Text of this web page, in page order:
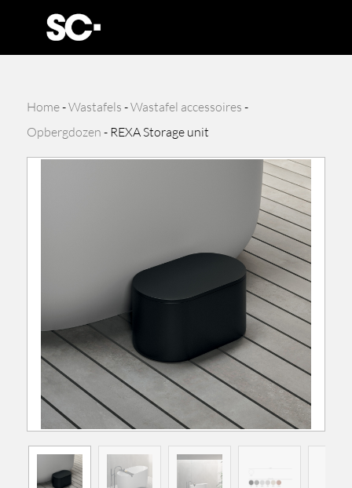
Home-Wastafels -Wastafel accessoires -
Opbergdozen - REXA Storage unit